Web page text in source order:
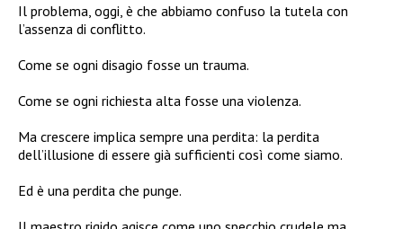
Il problema, oggi, è che abbiamo confuso la tutela con
l’assenza di conflitto.
Come se ogni disagio fosse un trauma.
Come se ogni richiesta alta fosse una violenza.
Ma crescere implica sempre una perdita: la perdita
dell’illusione di essere già sufficienti così come siamo.
Ed è una perdita che punge.